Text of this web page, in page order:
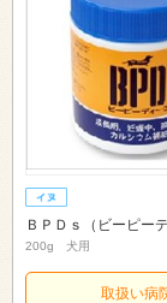
ＢＰＤｓ（ビーピー
200g 犬用
取扱い病